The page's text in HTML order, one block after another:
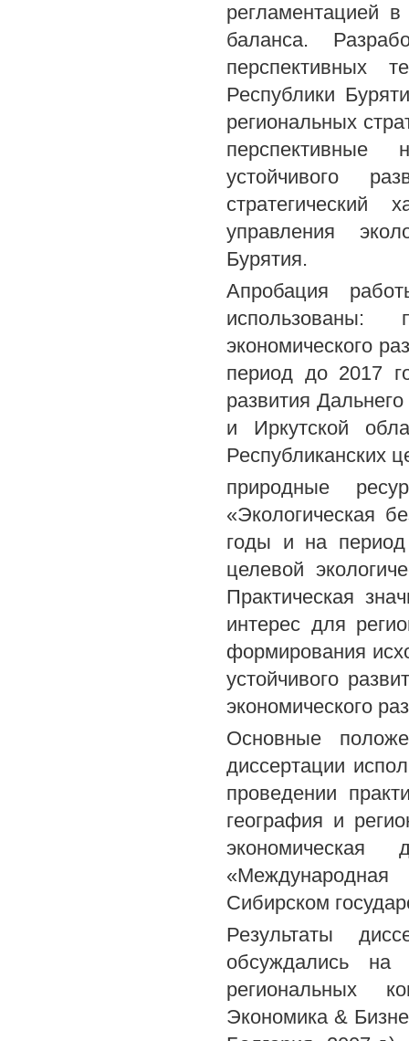
регламентацией
баланса.
перспективных
Республики
региональных
перспективные
устойчивого
стратегический
управления
Бурятия.
Апробация
использованы:
экономического
период до 2017
развития
и Иркутской
Республиканских
природные
«Экологическая
годы и на период
целевой
Практическая
интерес для
формирования
устойчивого
экономического
Основные
диссертации
проведении
география и
экономическая
Сибирском
Результаты
обсуждались на
региональных
Экономика &